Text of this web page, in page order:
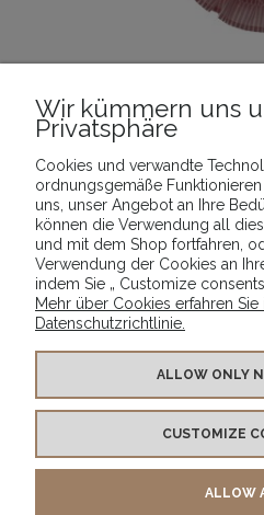
16,89
ZUM
INFO
Wir kümmern uns
Privatsphäre
Cookies und verwandte
ordnungsgemäße
uns, unser Angebot an Ihre
können die Verwendung all
und mit dem Shop fortfahren,
Verwendung der Cookies an
indem Sie „ Customize
Mehr über Cookies erfahren Sie
Datenschutzrichtlinie.
ALLOW ONLY
CUSTOMIZE
ALLOW